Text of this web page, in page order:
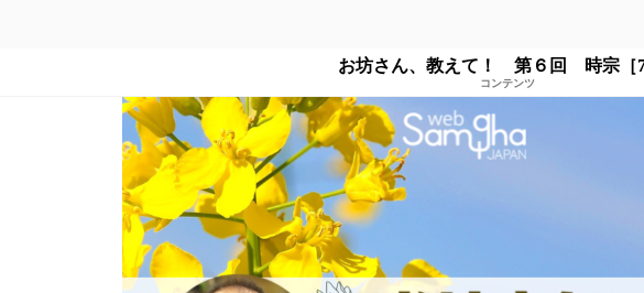
お坊さん、教えて！ 第６回 時宗［
コンテンツ